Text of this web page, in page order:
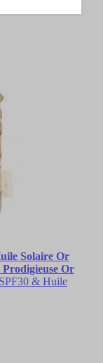
Solaire Or
Or
& Huile